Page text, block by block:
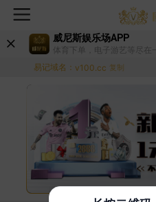
威尼斯娱乐场APP
体育下单，电子游艺等尽在
易记域名： v100.cc 复制